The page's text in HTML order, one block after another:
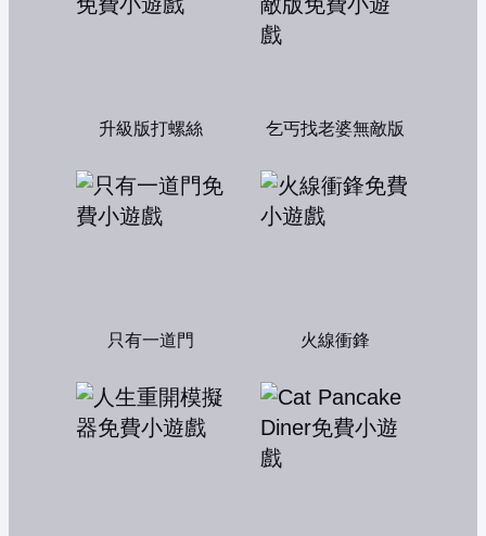
升級版打螺絲 乞丐找老婆無敵版
只有一道門 火線衝鋒